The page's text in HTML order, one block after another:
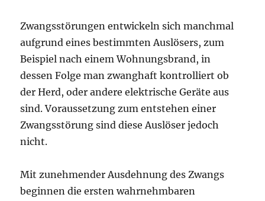
Zwangsstörungen entwickeln sich manchmal
aufgrund eines bestimmten Auslösers, zum
Beispiel nach einem Wohnungsbrand, in
dessen Folge man zwanghaft kontrolliert ob
der Herd, oder andere elektrische Geräte aus
sind. Voraussetzung zum entstehen einer
Zwangsstörung sind diese Auslöser jedoch
nicht.
Mit zunehmender Ausdehnung des Zwangs
beginnen die ersten wahrnehmbaren